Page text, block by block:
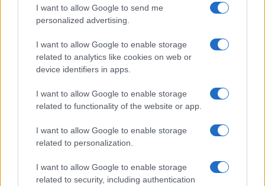
I want to allow Google to send me
personalized advertising.
I want to allow Google to enable storage
related to analytics like cookies on web or
device identifiers in apps.
I want to allow Google to enable storage
related to functionality of the website or app.
I want to allow Google to enable storage
related to personalization.
I want to allow Google to enable storage
related to security, including authentication
Pesquisas eleitorais mostram Lula à frente de Flávio Bolsonaro
Bruno Costa · 5 ago 2026
COTAÇÕES CRYPTO